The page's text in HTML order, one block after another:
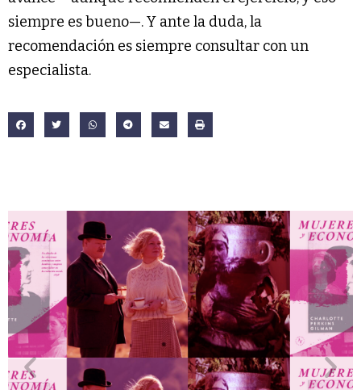
siempre es bueno—. Y ante la duda, la
recomendación es siempre consultar con un
especialista.